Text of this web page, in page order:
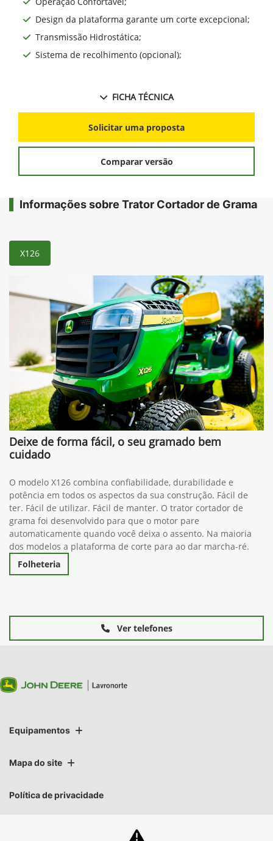
Design da plataforma garante um corte excepcional;
Transmissão Hidrostática;
Sistema de recolhimento (opcional);
FICHA TÉCNICA
Solicitar uma proposta
Comparar versão
Informações sobre Trator Cortador de Grama
X126
Deixe de forma fácil, o seu gramado bem
cuidado
O modelo X126 combina confiabilidade, durabilidade e
potência em todos os aspectos da sua construção. Fácil de
ter. Fácil de utilizar. Fácil de manter. O trator cortador de
grama foi desenvolvido para que o motor pare
automaticamente quando você deixa o assento. Na maioria
dos modelos a plataforma de corte para ao dar marcha-ré.
Folheteria
Ver telefones
Equipamentos
Mapa do site
Política de privacidade